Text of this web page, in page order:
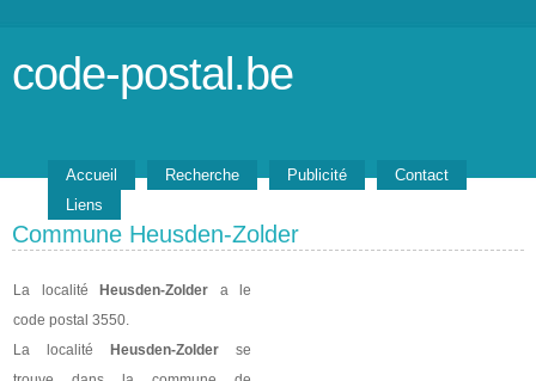
code-postal.be
Accueil Recherche Publicité
Contact
Liens
Commune Heusden-Zolder
La localité Heusden-Zolder a le
code postal 3550.
La localité
Heusden-Zolder se